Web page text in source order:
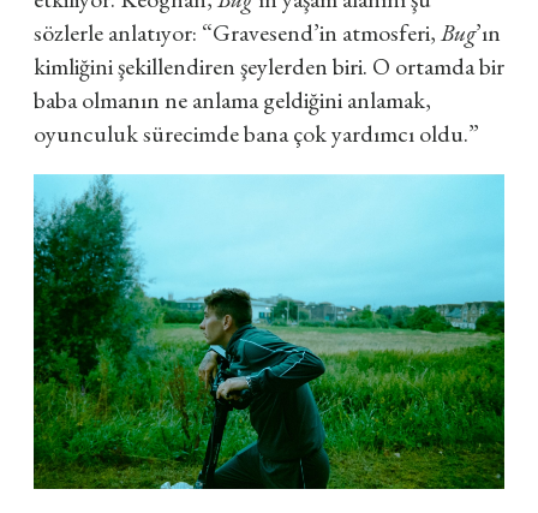
sözlerle anlatıyor: “Gravesend’in atmosferi,Bug’ın
kimliğini şekillendiren şeylerden biri. O ortamda bir
baba olmanın ne anlama geldiğini anlamak,
oyunculuk sürecimde bana çok yardımcı oldu.”